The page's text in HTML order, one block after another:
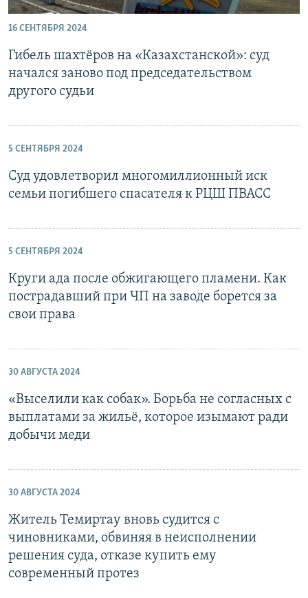
16 СЕНТЯБРЯ 2024
Гибель шахтёров на «Казахстанской»: суд
начался заново под председательством
другого судьи
5 СЕНТЯБРЯ 2024
Суд удовлетворил многомиллионный иск
семьи погибшего спасателя к РЦШ ПВАСС
5 СЕНТЯБРЯ 2024
Круги ада после обжигающего пламени. Как
пострадавший при ЧП на заводе борется за
свои права
30 АВГУСТА 2024
«Выселили как собак». Борьба не согласных с
выплатами за жильё, которое изымают ради
добычи меди
30 АВГУСТА 2024
Житель Темиртау вновь судится с
чиновниками, обвиняя в неисполнении
решения суда, отказе купить ему
современный протез